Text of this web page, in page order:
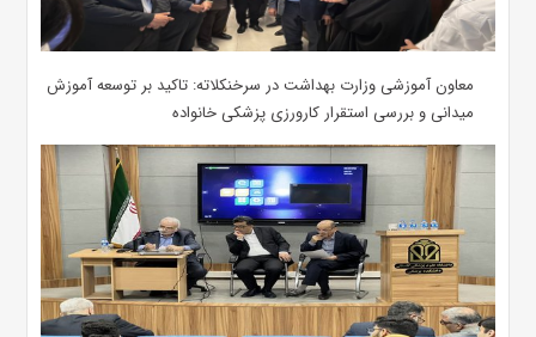
معاون آموزشی وزارت بهداشت در سرخنکلاته: تاکید بر توسعه آموزش
میدانی و بررسی استقرار کارورزی پزشکی ‌خانواده